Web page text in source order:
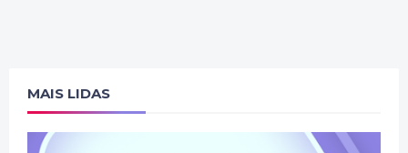
MAIS LIDAS